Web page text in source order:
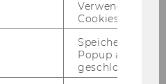
Februar 2014, 20.
Februar 2014, 21.
Verwendung von
Cookies.
Speichert ob ein
Popup
geschlossen